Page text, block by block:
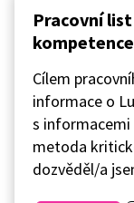
Pracovní
Cílem
informace o
s informacemi
metoda
dozvěděl/a